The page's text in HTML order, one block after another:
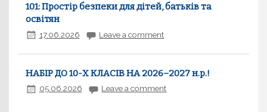
101: Простір безпеки для дітей, батьків та
освітян
17.06.2026 Leave a comment
НАБІР ДО 10-Х КЛАСІВ НА 2026–2027 н.р.!
05.06.2026 Leave a comment